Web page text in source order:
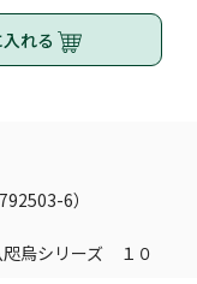
入れる
6）
烏シリーズ １０